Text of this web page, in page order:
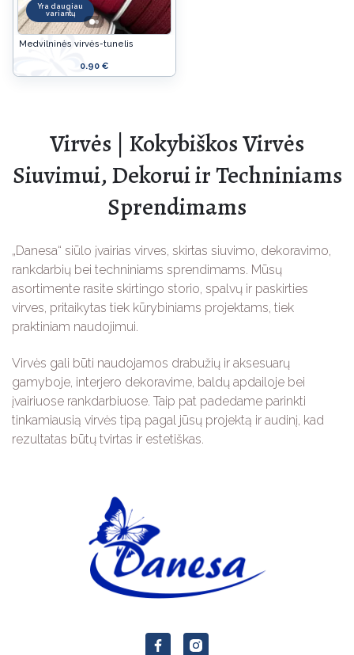
Yra daugiau
variantų
Medvilninės virvės-tunelis
0.90 €
Virvės | Kokybiškos Virvės
Siuvimui, Dekorui ir Techniniams
Sprendimams
„Danesa“ siūlo įvairias virves, skirtas siuvimo, dekoravimo,
rankdarbių bei techniniams sprendimams. Mūsų
asortimente rasite skirtingo storio, spalvų ir paskirties
virves, pritaikytas tiek kūrybiniams projektams, tiek
praktiniam naudojimui.
Virvės gali būti naudojamos drabužių ir aksesuarų
gamyboje, interjero dekoravime, baldų apdailoje bei
įvairiuose rankdarbiuose. Taip pat padedame parinkti
tinkamiausią virvės tipą pagal jūsų projektą ir audinį, kad
rezultatas būtų tvirtas ir estetiškas.